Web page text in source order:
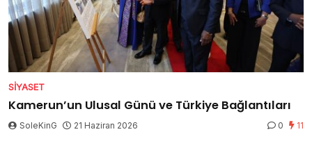
SIYASET
Kamerun’un Ulusal Günü ve Türkiye Bağlantıları
SoleKinG 21 Haziran 2026 0 11